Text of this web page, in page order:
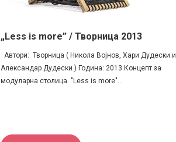
„Less is more” / Творница 2013
Автори: Творница ( Никола Војнов, Хари Дудески и
Александар Дудески ) Година: 2013 Концепт за
модуларна столица. "Less is more"...